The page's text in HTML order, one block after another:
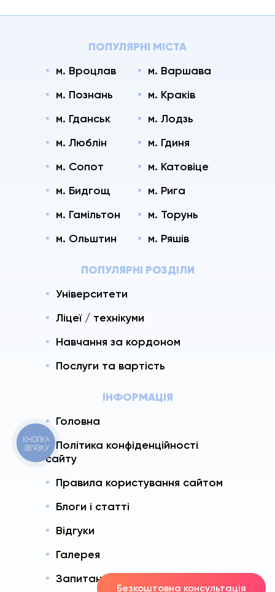
ПОПУЛЯРНІ МІСТА
м. Вроцлав
м. Варшава
м. Познань
м. Краків
м. Гданськ
м. Лодзь
м. Люблін
м. Гдиня
м. Сопот
м. Катовіце
м. Бидгощ
м. Рига
м. Гамільтон
м. Торунь
м. Ольштин
м. Ряшів
ПОПУЛЯРНІ РОЗДІЛИ
Університети
Ліцеї / технікуми
Навчання за кордоном
Послуги та вартість
ІНФОРМАЦІЯ
Головна
Політика конфіденційності
сайту
Правила користування сайтом
Блоги і статті
Відгуки
Галерея
Запитання і Відповіді
Безкоштовна консультація
КНОПКА
ЗВ'ЯЗКУ